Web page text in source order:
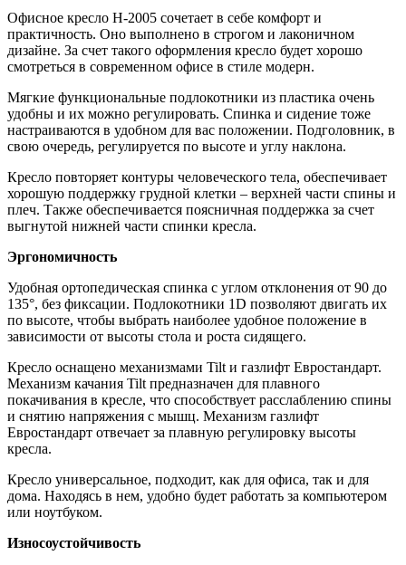
Офисное кресло H-2005 сочетает в себе комфорт и
практичность. Оно выполнено в строгом и лаконичном
дизайне. За счет такого оформления кресло будет хорошо
смотреться в современном офисе в стиле модерн.
Мягкие функциональные подлокотники из пластика очень
удобны и их можно регулировать. Спинка и сидение тоже
настраиваются в удобном для вас положении. Подголовник, в
свою очередь, регулируется по высоте и углу наклона.
Кресло повторяет контуры человеческого тела, обеспечивает
хорошую поддержку грудной клетки – верхней части спины и
плеч. Также обеспечивается поясничная поддержка за счет
выгнутой нижней части спинки кресла.
Эргономичность
Удобная ортопедическая спинка с углом отклонения от 90 до
135°, без фиксации. Подлокотники 1D позволяют двигать их
по высоте, чтобы выбрать наиболее удобное положение в
зависимости от высоты стола и роста сидящего.
Кресло оснащено механизмами Tilt и газлифт Евростандарт.
Механизм качания Tilt предназначен для плавного
покачивания в кресле, что способствует расслаблению спины
и снятию напряжения с мышц. Механизм газлифт
Евростандарт отвечает за плавную регулировку высоты
кресла.
Кресло универсальное, подходит, как для офиса, так и для
дома. Находясь в нем, удобно будет работать за компьютером
или ноутбуком.
Износоустойчивость